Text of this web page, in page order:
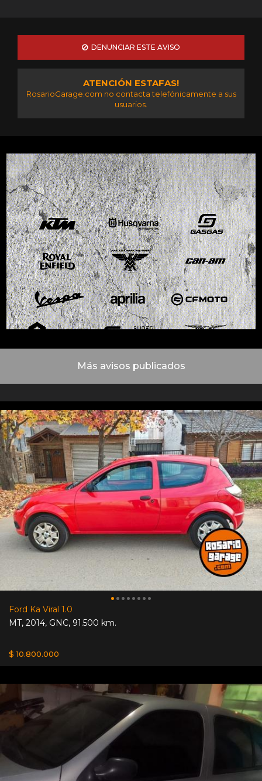
DENUNCIAR ESTE AVISO
ATENCIÓN ESTAFAS!
RosarioGarage.com no contacta telefónicamente a sus
usuarios.
Más avisos publicados
Ford Ka Viral 1.0
MT, 2014, GNC, 91.500 km.
$ 10.800.000